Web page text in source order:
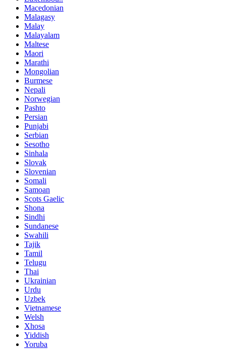
Macedonian
Malagasy
Malay
Malayalam
Maltese
Maori
Marathi
Mongolian
Burmese
Nepali
Norwegian
Pashto
Persian
Punjabi
Serbian
Sesotho
Sinhala
Slovak
Slovenian
Somali
Samoan
Scots Gaelic
Shona
Sindhi
Sundanese
Swahili
Tajik
Tamil
Telugu
Thai
Ukrainian
Urdu
Uzbek
Vietnamese
Welsh
Xhosa
Yiddish
Yoruba